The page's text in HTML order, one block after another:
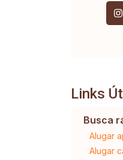
Links
Busca
Alugar
Alugar